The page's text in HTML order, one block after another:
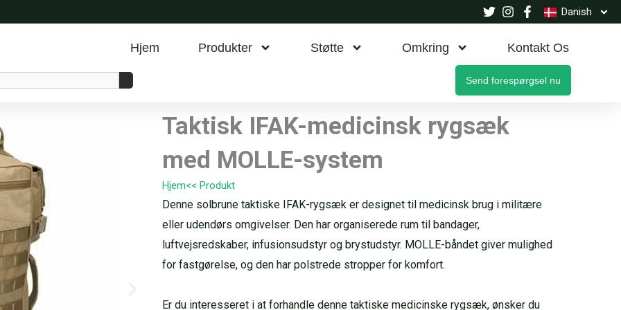
Danish
Hjem Produkter Støtte Omkring Kontakt Os
Send forespørgsel nu
Taktisk IFAK-medicinsk rygsæk
med MOLLE-system
Hjem<< Produkt
Denne solbrune taktiske IFAK-rygsæk er designet til medicinsk brug i militære
eller udendørs omgivelser. Den har organiserede rum til bandager,
luftvejsredskaber, infusionsudstyr og brystudstyr. MOLLE-båndet giver mulighed
for fastgørelse, og den har polstrede stropper for komfort.
Er du interesseret i at forhandle denne taktiske medicinske rygsæk, ønsker du